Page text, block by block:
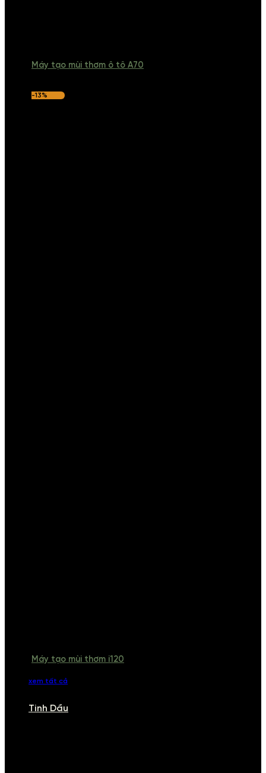
Máy tạo mùi thơm ô tô A70
-13%
Máy tạo mùi thơm i120
xem tất cả
Tinh Dầu